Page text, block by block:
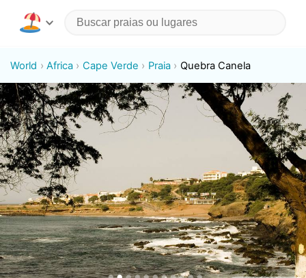
World Africa Cape Verde Praia Quebra Canela